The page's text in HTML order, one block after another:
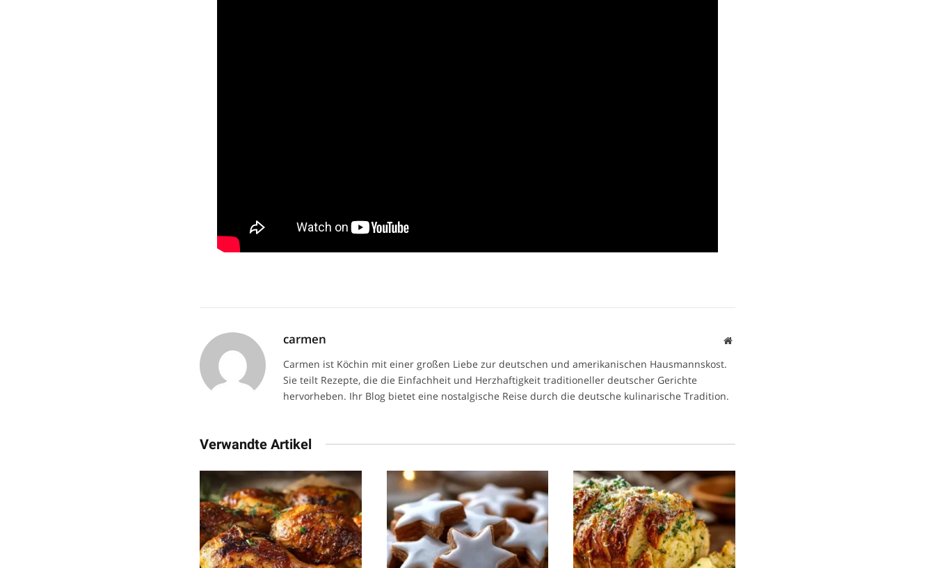
carmen Website
Carmen ist Köchin mit einer großen Liebe zur deutschen und amerikanischen Hausmannskost.
Sie teilt Rezepte, die die Einfachheit und Herzhaftigkeit traditioneller deutscher Gerichte
hervorheben. Ihr Blog bietet eine nostalgische Reise durch die deutsche kulinarische Tradition.
Verwandte Artikel